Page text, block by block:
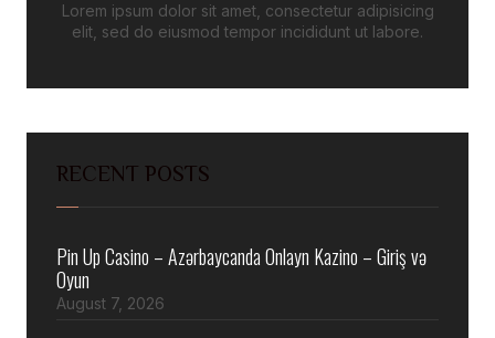
Lorem ipsum dolor sit amet, consectetur adipisicing
elit, sed do eiusmod tempor incididunt ut labore.
RECENT POSTS
Pin Up Casino – Azərbaycanda Onlayn Kazino – Giriş və
Oyun
August 7, 2026